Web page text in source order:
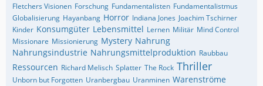
Fletchers Visionen Forschung Fundamentalisten Fundamentalistmus
Globalisierung Hayanbang Horror Indiana Jones Joachim Tschirner
Kinder Konsumgüter Lebensmittel Lernen Militär Mind Control
Missionare Missionierung Mystery Nahrung
Nahrungsindustrie Nahrungsmittelproduktion Raubbau
Ressourcen Richard Melisch Splatter The Rock Thriller
Unborn but Forgotten Uranbergbau Uranminen Warenströme